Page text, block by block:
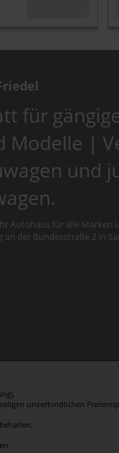
für
Modelle |
und
Autohaus für alle Marken
an der Bundesstraße 2 in
unverbindlichen